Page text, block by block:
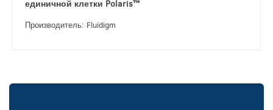
единичной клетки Polaris™
Производитель: Fluidigm